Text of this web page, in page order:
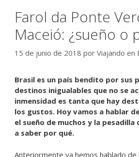
Farol da Ponte
Maceió: ¿sueño o
15 de junio de 2018 por Viajando en
Brasil es un país bendito por sus
destinos inigualables que no se
inmensidad es tanta que hay
los gustos. Hoy vamos a hablar
el sueño de muchos y la
a saber por qué.
Anteriormente ya hemos hablado de